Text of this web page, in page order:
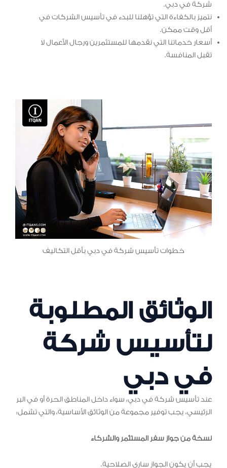
شركة في دبي.
نتميز بالكفاءة التي تؤهلنا للبدء في تأسيس الشركات في
أقل وقت ممكن.
أسعار خدماتنا التي نقدمها للمستثمرين ورجال الأعمال لا
تقبل المنافسة.
خطوات تأسيس شركة في دبي بأقل التكاليف
الوثائق المطلوبة
لتأسيس شركة
في دبي
عند تأسيس شركة في دبي، سواء داخل المناطق الحرة أو في البر
الرئيسي، يجب توفير مجموعة من الوثائق الأساسية، والتي تشمل:
نسخة من جواز سفر المستثمر والشركاء
يجب أن يكون الجواز ساري الصلاحية.